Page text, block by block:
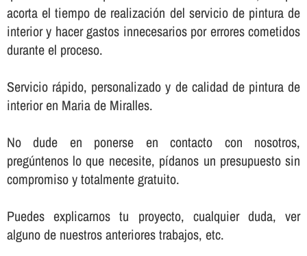
acorta el tiempo de realización del servicio de pintura de
interior y hacer gastos innecesarios por errores cometidos
durante el proceso.
Servicio rápido, personalizado y de calidad de pintura de
interior en Maria de Miralles.
No dude en ponerse en contacto con nosotros,
pregúntenos lo que necesite, pí­danos un presupuesto sin
compromiso y totalmente gratuito.
Puedes explicarnos tu proyecto, cualquier duda, ver
alguno de nuestros anteriores trabajos, etc.